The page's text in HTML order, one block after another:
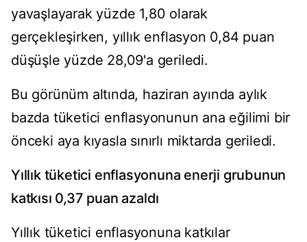
yavaşlayarak yüzde 1,80 olarak
gerçekleşirken, yıllık enflasyon 0,84 puan
düşüşle yüzde 28,09'a geriledi.
Bu görünüm altında, haziran ayında aylık
bazda tüketici enflasyonunun ana eğilimi bir
önceki aya kıyasla sınırlı miktarda geriledi.
Yıllık tüketici enflasyonuna enerji grubunun
katkısı 0,37 puan azaldı
Yıllık tüketici enflasyonuna katkılar